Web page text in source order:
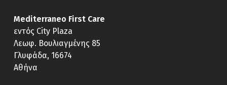
Mediterraneo First Care
εντός City Plaza
Λεωφ. Βουλιαγμένης 85
Γλυφάδα, 16674
Αθήνα